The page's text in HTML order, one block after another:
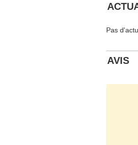
Pas
AVIS